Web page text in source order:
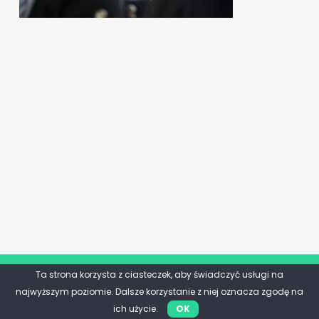
Ta strona korzysta z ciasteczek, aby świadczyć usługi na
najwyższym poziomie. Dalsze korzystanie z niej oznacza zgodę na
ich użycie.
OK